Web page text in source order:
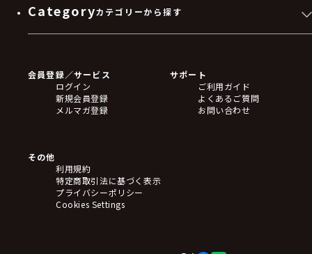
Categoryカテゴリーから探す
フィギュア
アクリルスタンド
バッジ
キーホルダー・ストラップ
ステッカー・シール・カード
タペストリー・ポスター
アームサポーター
ブレードホルダー
会員登録／サービス
ログイン
新規会員登録
メルマガ登録
サポート
ご利用ガイド
よくあるご質問
お問い合わせ
その他
利用規約
特定商取引法に基づく表示
プライバシーポリシー
Cookies Settings